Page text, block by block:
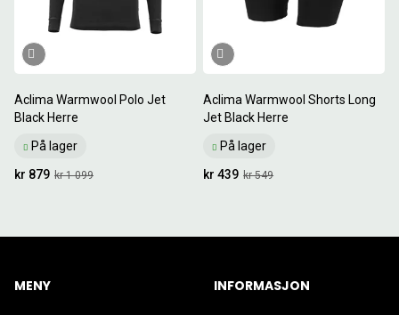
Aclima Warmwool Polo Jet
Black Herre
På lager
kr 1 099
kr 879
Aclima Warmwool Shorts Long
Jet Black Herre
På lager
kr 549
kr 439
MENY INFORMASJON